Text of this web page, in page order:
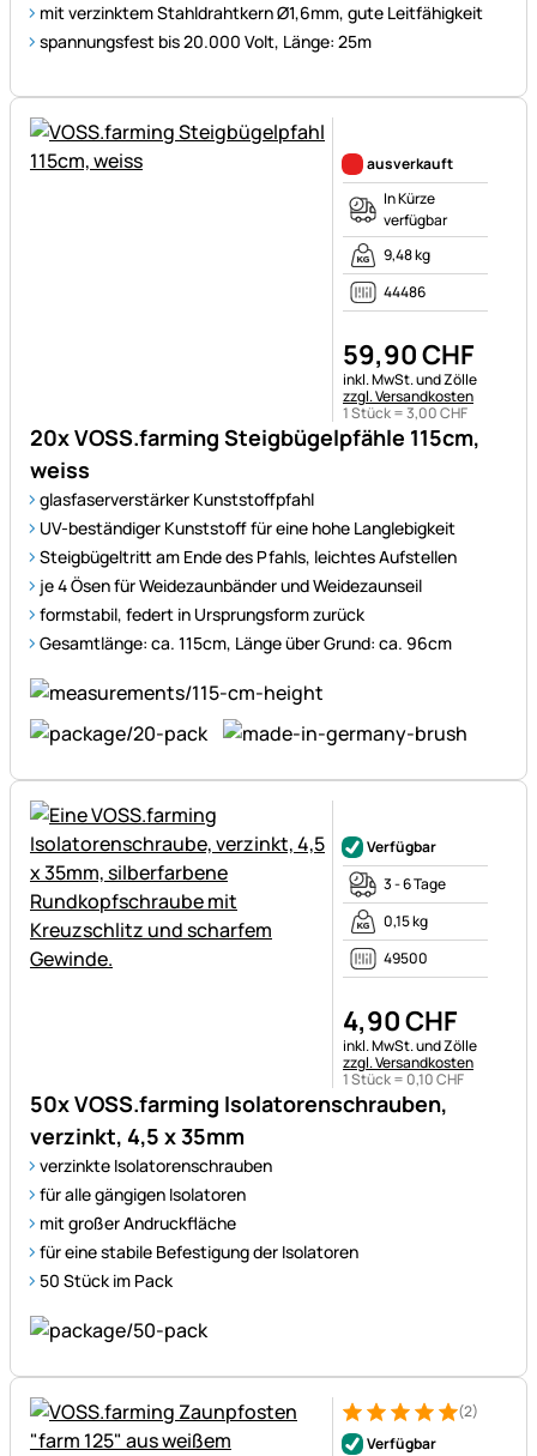
mit verzinktem Stahldrahtkern Ø1,6mm, gute Leitfähigkeit
spannungsfest bis 20.000 Volt, Länge: 25m
20x VOSS.farming Steigbügelpfähle 115cm,
weiss
glasfaserverstärker Kunststoffpfahl
UV-beständiger Kunststoff für eine hohe Langlebigkeit
Steigbügeltritt am Ende des Pfahls, leichtes Aufstellen
je 4 Ösen für Weidezaunbänder und Weidezaunseil
formstabil, federt in Ursprungsform zurück
Gesamtlänge: ca. 115cm, Länge über Grund: ca. 96cm
ausverkauft
In Kürze
verfügbar
9,48 kg
44486
59,90CHF
Steuerhinweis:
inkl. MwSt. und Zölle
zzgl. Versandkosten
1 Stück =3,00CHF
50x VOSS.farming Isolatorenschrauben,
verzinkt, 4,5 x 35mm
verzinkte Isolatorenschrauben
für alle gängigen Isolatoren
mit großer Andruckfläche
für eine stabile Befestigung der Isolatoren
50 Stück im Pack
Verfügbar
3 - 6 Tage
0,15 kg
49500
4,90CHF
Steuerhinweis:
inkl. MwSt. und Zölle
zzgl. Versandkosten
1 Stück = 0,10CHF
Bewertung: 5 von 5 (2
2 Bewertungen
(2)
Verfügbar